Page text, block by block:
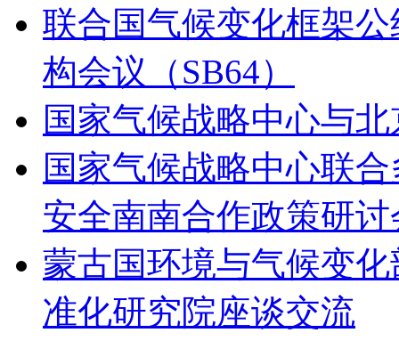
联合国气候变化框架
构会议（SB64）
国家气候战略中心与
国家气候战略中心联
安全南南合作政策研讨
蒙古国环境与气候变
准化研究院座谈交流